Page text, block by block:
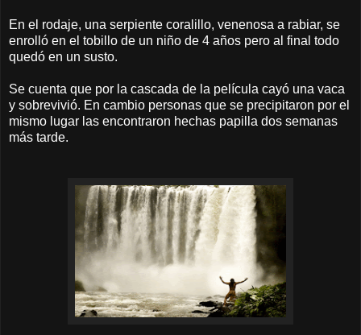
En el rodaje, una serpiente coralillo, venenosa a rabiar, se
enrolló en el tobillo de un niño de 4 años pero al final todo
quedó en un susto.
Se cuenta que por la cascada de la película cayó una vaca
y sobrevivió. En cambio personas que se precipitaron por el
mismo lugar las encontraron hechas papilla dos semanas
más tarde.